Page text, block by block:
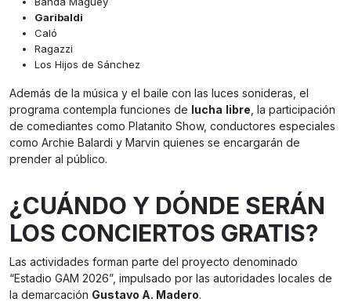
Garibaldi
Caló
Ragazzi
Los Hijos de Sánchez
Además de la música y el baile con las luces sonideras, el
programa contempla funciones de lucha libre , la participación
de comediantes como Platanito Show, conductores especiales
como Archie Balardi y Marvin quienes se encargarán de
prender al público.
¿CUÁNDO Y DÓNDE SERÁN
LOS CONCIERTOS GRATIS?
Las actividades forman parte del proyecto denominado
“Estadio GAM 2026”, impulsado por las autoridades locales de
la demarcación Gustavo A. Madero.